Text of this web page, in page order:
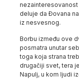
deluje da Đovana
iz nesvesnog.
Borbu između ove
posmatra unutar
toga koja strana
drugačiji svet, tera
Napulj, u kom ljudi